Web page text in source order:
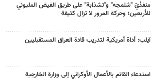
منفذَيّ "شلمجه" و"تشذابة" على طريق الفيض المليوني
للأربعين؛ وحركة المرور لا تزال كثيفة
آيلب: أداة أمريكية لتدريب قادة العراق المستقبليين
استدعاء القائم بالأعمال الأوكراني إلى وزارة الخارجية